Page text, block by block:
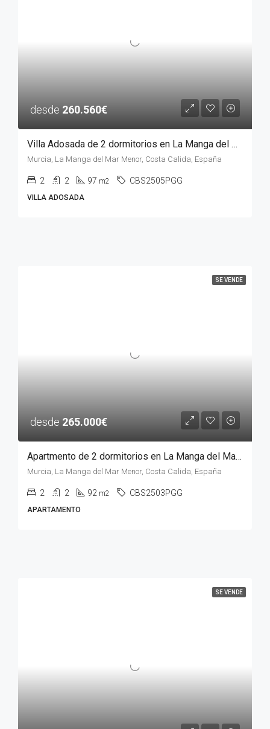
desde 260.560€
Villa Adosada de 2 dormitorios en La Manga del Mar Menor, MURCIA
Murcia, La Manga del Mar Menor, Costa Calida, España
2 2 97 m2 CBS2505PGG
VILLA ADOSADA
SE VENDE
desde 265.000€
Apartmento de 2 dormitorios en La Manga del Mar Menor, MURCIA
Murcia, La Manga del Mar Menor, Costa Calida, España
2 2 92 m2 CBS2503PGG
APARTAMENTO
SE VENDE